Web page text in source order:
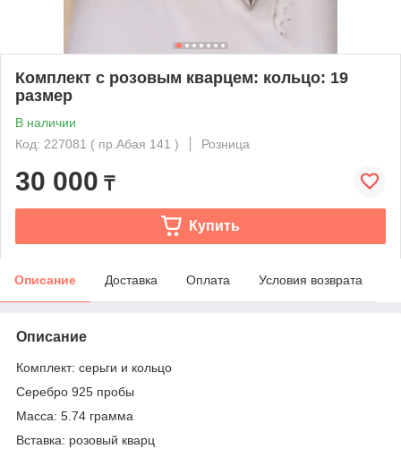
Комплект с розовым кварцем: кольцо: 19
размер
В наличии
Код: 227081 ( пр.Абая 141 )
Розница
30 000 ₸
Купить
Описание Доставка Оплата Условия возврата
Описание
Комплект: серьги и кольцо
Серебро 925 пробы
Масса: 5.74 грамма
Вставка: розовый кварц